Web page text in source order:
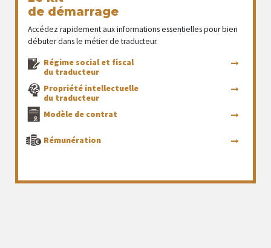
de démarrage
Accédez rapidement aux informations essentielles pour bien
débuter dans le métier de traducteur.
Régime social et fiscal
du traducteur
Propriété intellectuelle
du traducteur
Modèle de contrat
Rémunération